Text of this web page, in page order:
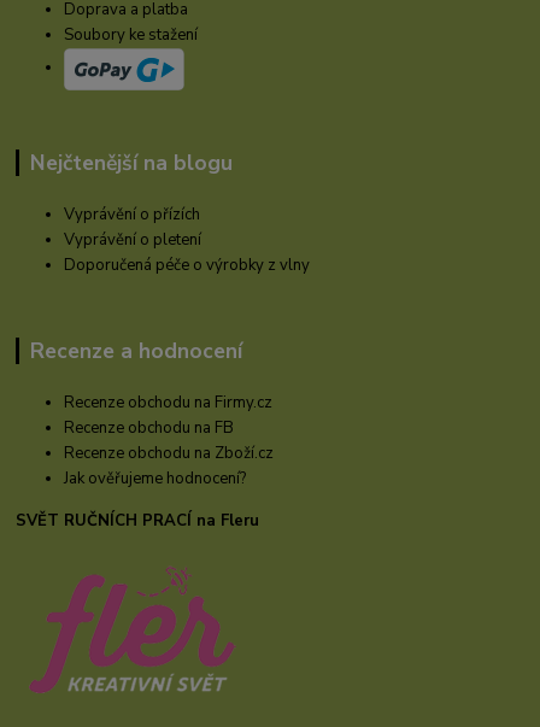
Doprava a platba
Soubory ke stažení
Nejčtenější na blogu
Vyprávění o přízích
Vyprávění o pletení
Doporučená péče o výrobky z vlny
Recenze a hodnocení
Recenze obchodu na Firmy.cz
Recenze obchodu na FB
Recenze obchodu na Zboží.cz
Jak ověřujeme hodnocení?
SVĚT RUČNÍCH PRACÍ na Fleru